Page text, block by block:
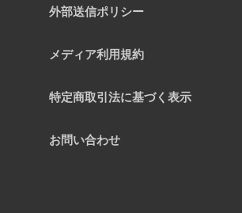
外部送信ポリシー
メディア利用規約
特定商取引法に基づく表示
お問い合わせ